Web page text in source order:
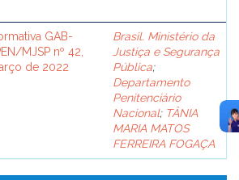
GAB-
MJSP nº 42,
de 2022
Brasil. Ministério da
Justiça e Segurança
Pública;
Departamento
Penitenciário
Nacional; TÂNIA
MARIA MATOS
FERREIRA FOGAÇA